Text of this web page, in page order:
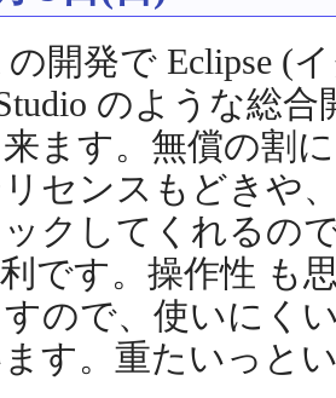
の開発で Eclipse (
のような総
ます。無償の割
センスもどきや
クしてくれるの
です。操作性 も
ので、使いにく
す。重たいっと